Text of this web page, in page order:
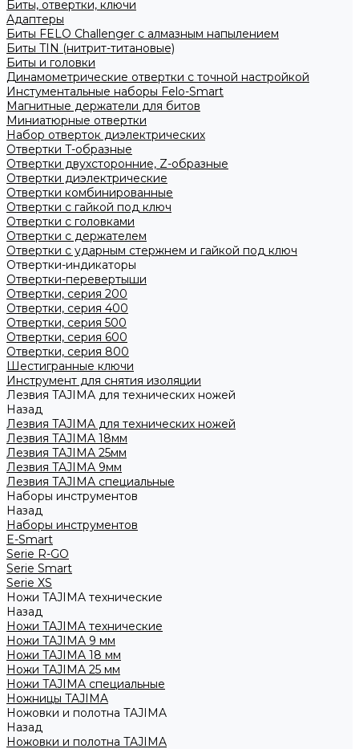
Биты, отвертки, ключи
Адаптеры
Биты FELO Challenger с алмазным напылением
Биты TIN (нитрит-титановые)
Биты и головки
Динамометрические отвертки с точной настройкой
Инстументальные наборы Felo-Smart
Магнитные держатели для битов
Миниатюрные отвертки
Набор отверток диэлектрических
Отвертки T-образные
Отвертки двухсторонние, Z-образные
Отвертки диэлектрические
Отвертки комбинированные
Отвертки с гайкой под ключ
Отвертки с головками
Отвертки с держателем
Отвертки с ударным стержнем и гайкой под ключ
Отвертки-индикаторы
Отвертки-перевертыши
Отвертки, серия 200
Отвертки, серия 400
Отвертки, серия 500
Отвертки, серия 600
Отвертки, серия 800
Шестигранные ключи
Инструмент для снятия изоляции
Лезвия TAJIMA для технических ножей
Назад
Лезвия TAJIMA для технических ножей
Лезвия TAJIMA 18мм
Лезвия TAJIMA 25мм
Лезвия TAJIMA 9мм
Лезвия TAJIMA специальные
Наборы инструментов
Назад
Наборы инструментов
E-Smart
Serie R-GO
Serie Smart
Serie XS
Ножи TAJIMA технические
Назад
Ножи TAJIMA технические
Ножи TAJIMA 9 мм
Ножи TAJIMA 18 мм
Ножи TAJIMA 25 мм
Ножи TAJIMA специальные
Ножницы TAJIMA
Ножовки и полотна TAJIMA
Назад
Ножовки и полотна TAJIMA